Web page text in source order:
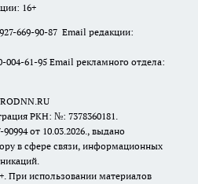
16+
669-90-87 Email редакции:
61-95 Email рекламного отдела:
РКН: №: 7378360181.
от 10.03.2026., выдано
в сфере связи, информационных
При использовании материалов